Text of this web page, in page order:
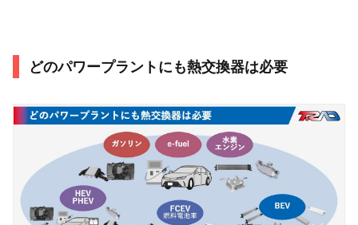
どのパワープラントにも熱交換器は必要